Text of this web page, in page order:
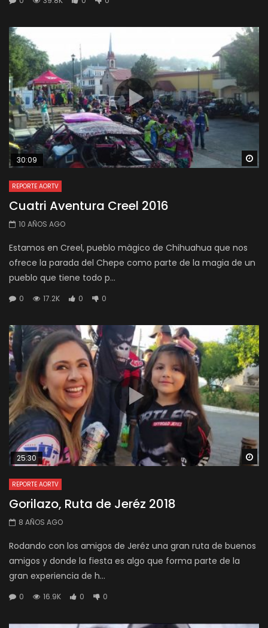
30:09
REPORTE AORTV
Cuatri Aventura Creel 2016
10 AÑOS AGO
Estamos en Creel, pueblo màgico de Chihuahua que nos
ofrece la parada del Chepe como parte de la magia de un
pueblo que tiene todo p...
0 17.2K 0 0
25:30
REPORTE AORTV
Gorilazo, Ruta de Jeréz 2018
8 AÑOS AGO
Rodando con los amigos de Jeréz una gran ruta de buenos
amigos y donde la fiesta es algo que forma parte de la
gran experiencia de h...
0 16.9K 0 0